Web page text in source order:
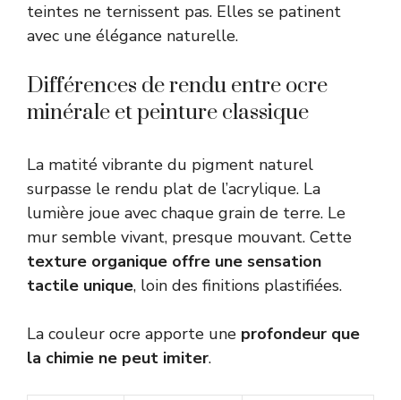
teintes ne ternissent pas. Elles se patinent
avec une élégance naturelle.
Différences de rendu entre ocre
minérale et peinture classique
La matité vibrante du pigment naturel
surpasse le rendu plat de l’acrylique. La
lumière joue avec chaque grain de terre. Le
mur semble vivant, presque mouvant. Cette
texture organique offre une sensation
tactile unique, loin des finitions plastifiées.
La couleur ocre apporte une profondeur que
la chimie ne peut imiter.